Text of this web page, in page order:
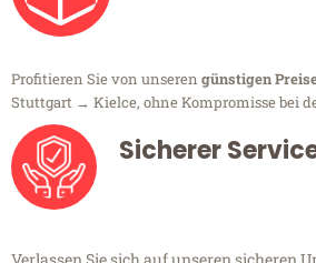
Profitieren Sie von unseren günstigen
Stuttgart → Kielce, ohne Kompromisse bei
Sicherer